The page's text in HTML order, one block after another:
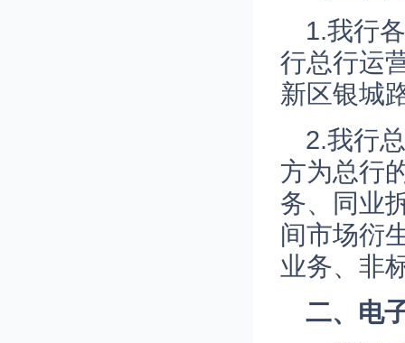
1.我行
行总行运
新区银城
2.我行
方为总行
务、同业
间市场衍
业务、非
二、电